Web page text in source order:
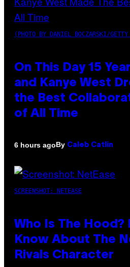
(PHOTO BY DANIEL BOCZARSKI/
On This Day 15
and Kanye West
the Best
of All Time
6 hours agoBy Caleb Catlin
SCREENSHOT: NETEASE
Who Is The Hood?
Know About The
Rivals Character